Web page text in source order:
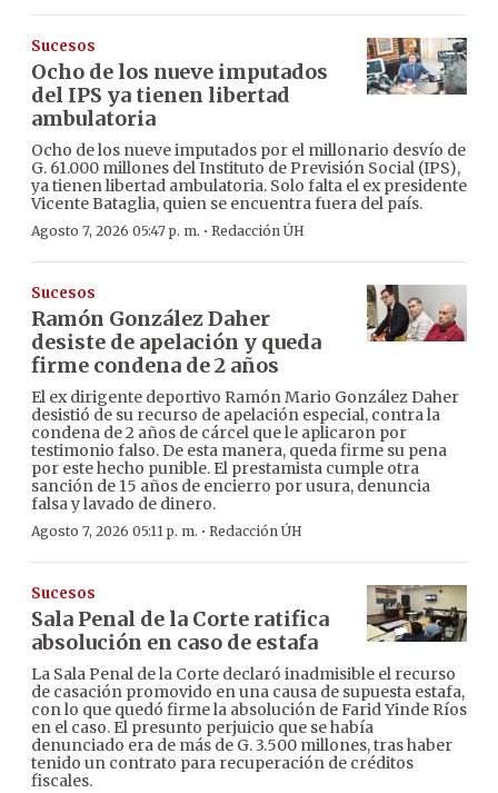
Sucesos
Ocho de los nueve imputados
del IPS ya tienen libertad
ambulatoria
Ocho de los nueve imputados por el millonario desvío de
G. 61.000 millones del Instituto de Previsión Social (IPS),
ya tienen libertad ambulatoria. Solo falta el ex presidente
Vicente Bataglia, quien se encuentra fuera del país.
Agosto 7, 2026 05:47 p. m. · Redacción ÚH
Sucesos
Ramón González Daher
desiste de apelación y queda
firme condena de 2 años
El ex dirigente deportivo Ramón Mario González Daher
desistió de su recurso de apelación especial, contra la
condena de 2 años de cárcel que le aplicaron por
testimonio falso. De esta manera, queda firme su pena
por este hecho punible. El prestamista cumple otra
sanción de 15 años de encierro por usura, denuncia
falsa y lavado de dinero.
Agosto 7, 2026 05:11 p. m. · Redacción ÚH
Sucesos
Sala Penal de la Corte ratifica
absolución en caso de estafa
La Sala Penal de la Corte declaró inadmisible el recurso
de casación promovido en una causa de supuesta estafa,
con lo que quedó firme la absolución de Farid Yinde Ríos
en el caso. El presunto perjuicio que se había
denunciado era de más de G. 3.500 millones, tras haber
tenido un contrato para recuperación de créditos
fiscales.